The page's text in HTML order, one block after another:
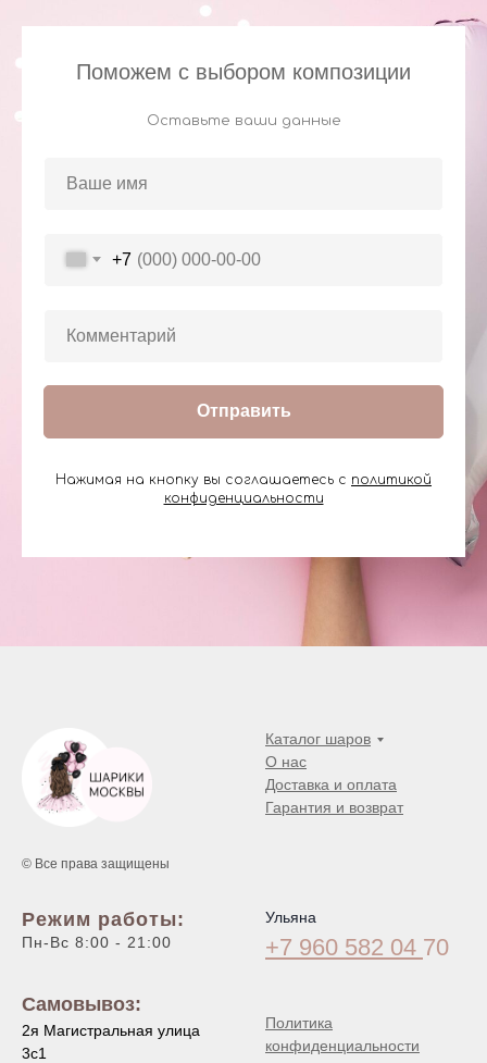
Поможем с выбором композиции
Оставьте ваши данные
+7
Отправить
Нажимая на кнопку вы соглашаетесь с политикой
конфиденциальности
© Все права защищены
Каталог шаров
О нас
Доставка и оплата
Гарантия и возврат
Режим работы:
Пн-Вс 8:00 - 21:00
Самовывоз:
2я Магистральная улица
3с1
Ульяна
+7 960 582 04 70
Политика
конфиденциальности